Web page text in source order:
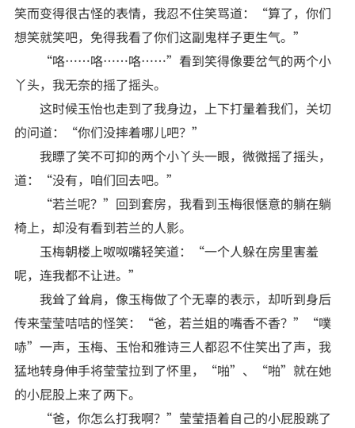
笑而变得很古怪的表情，我忍不住笑骂道：“算了，你们
想笑就笑吧，免得我看了你们这副鬼样子更生气。”
“咯……咯……咯……”看到笑得像要岔气的两个小
丫头，我无奈的摇了摇头。
这时候玉怡也走到了我身边，上下打量着我们，关切
的问道：“你们没摔着哪儿吧？”
我瞟了笑不可抑的两个小丫头一眼，微微摇了摇头，
道：“没有，咱们回去吧。”
“若兰呢？”回到套房，我看到玉梅很惬意的躺在躺
椅上，却没有看到若兰的人影。
玉梅朝楼上呶呶嘴轻笑道：“一个人躲在房里害羞
呢，连我都不让进。”
我耸了耸肩，像玉梅做了个无辜的表示，却听到身后
传来莹莹咭咭的怪笑：“爸，若兰姐的嘴香不香？”“噗
哧”一声，玉梅、玉怡和雅诗三人都忍不住笑出了声，我
猛地转身伸手将莹莹拉到了怀里，“啪”、“啪”就在她
的小屁股上来了两下。
“爸，你怎么打我啊？”莹莹捂着自己的小屁股跳了